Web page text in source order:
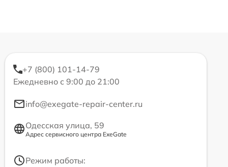
+7 (800) 101-14-79
Ежедневно с 9:00 до 21:00
info@exegate-repair-center.ru
Одесская улица, 59
Адрес сервисного центра ExeGate
Режим работы: